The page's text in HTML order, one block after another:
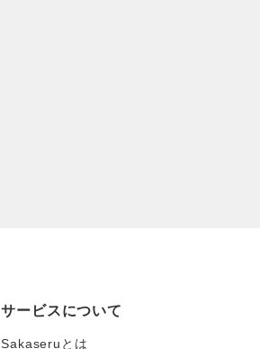
サービスについて
Sakaseruとは